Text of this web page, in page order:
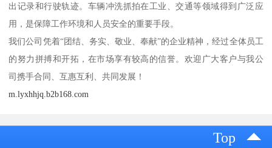
出记录和行驶轨迹。车辆冲洗抓拍在工业、交通等领域得到广泛应
用，是保障工作环境和人员安全的重要手段。
我们公司凭着“团结、务实、敬业、奉献”的企业精神，经过全体员工
的努力拼搏和开拓，在市场享有较高的信誉。欢迎广大客户与我公
司携手合同、互惠互利、共同发展！
m.lyxhhjq.b2b168.com
Top